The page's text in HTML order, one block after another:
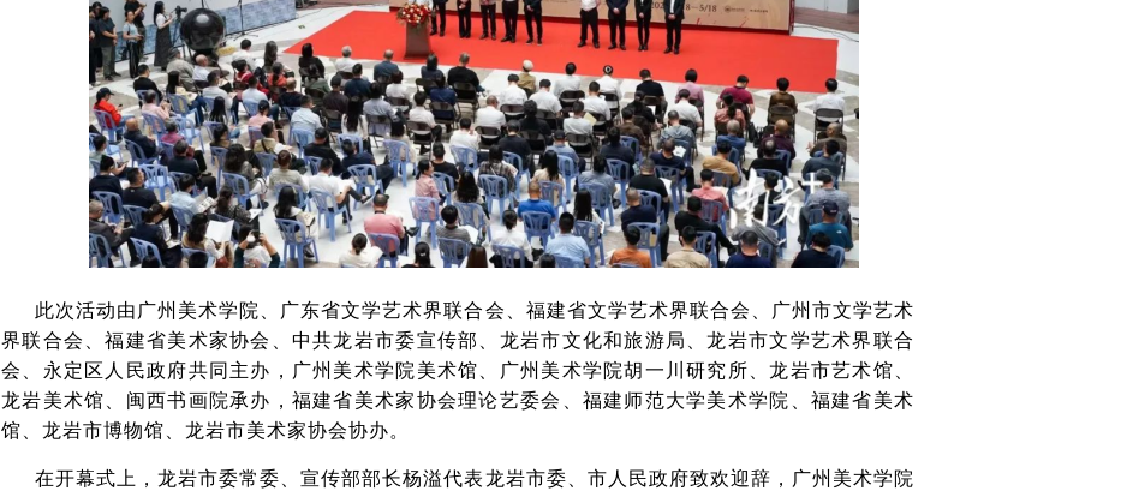
此次活动由广州美术学院、广东省文学艺术界联合会、福建省文学艺术界联合会、广州市文学艺术
界联合会、福建省美术家协会、中共龙岩市委宣传部、龙岩市文化和旅游局、龙岩市文学艺术界联合
会、永定区人民政府共同主办，广州美术学院美术馆、广州美术学院胡一川研究所、龙岩市艺术馆、
龙岩美术馆、闽西书画院承办，福建省美术家协会理论艺委会、福建师范大学美术学院、福建省美术
馆、龙岩市博物馆、龙岩市美术家协会协办。
在开幕式上，龙岩市委常委、宣传部部长杨溢代表龙岩市委、市人民政府致欢迎辞，广州美术学院